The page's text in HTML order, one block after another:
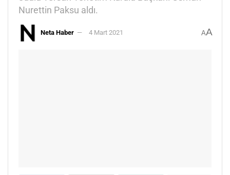
Nurettin Paksu aldı.
Neta Haber 4 Mart 2021 AA